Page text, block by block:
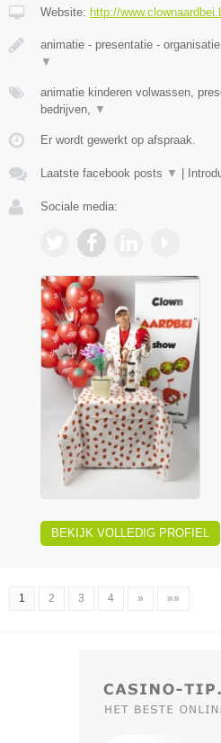
Website: http://
animatie - presentatie -
▼
animatie kinderen volwassen,
bedrijven, ▼
Er wordt gewerkt op afspraak.
Laatste facebook posts ▼
Sociale media:
BEKIJK VOLLEDIG PROFIEL
1 2 3 4 » »»